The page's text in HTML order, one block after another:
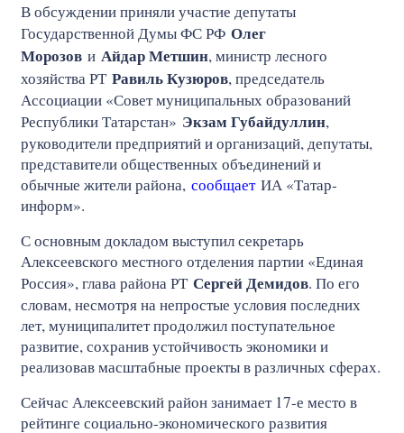
В обсуждении приняли участие депутаты
Государственной Думы ФС РФ Олег
Морозов и Айдар Метшин, министр лесного
хозяйства РТ Равиль Кузюров, председатель
Ассоциации «Совет муниципальных образований
Республики Татарстан» Экзам Губайдуллин,
руководители предприятий и организаций, депутаты,
представители общественных объединений и
обычные жители района, сообщаетИА «Татар-
информ».
С основным докладом выступил секретарь
Алексеевского местного отделения партии «Единая
Россия», глава района РТ Сергей Демидов. По его
словам, несмотря на непростые условия последних
лет, муниципалитет продолжил поступательное
развитие, сохранив устойчивость экономики и
реализовав масштабные проекты в различных сферах.
Сейчас Алексеевский район занимает 17-е место в
рейтинге социально-экономического развития